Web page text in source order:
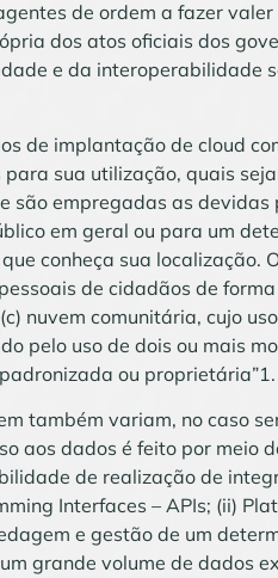
de ordem a fazer
dos atos oficiais dos
e da interoperabilidade
de implantação de cloud
sua utilização, quais
são empregadas as devidas
em geral ou para um
conheça sua localização.
de cidadãos de
nuvem comunitária, cujo
pelo uso de dois ou mais
ou proprietária”1.
também variam, no caso
aos dados é feito por meio
de realização de
Interfaces – APIs; (ii)
e gestão de um
grande volume de dados